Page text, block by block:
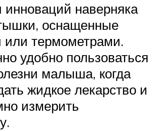
инноваций наверняка
оснащенные
или термометрами.
удобно пользоваться
малыша, когда
жидкое лекарство и
измерить